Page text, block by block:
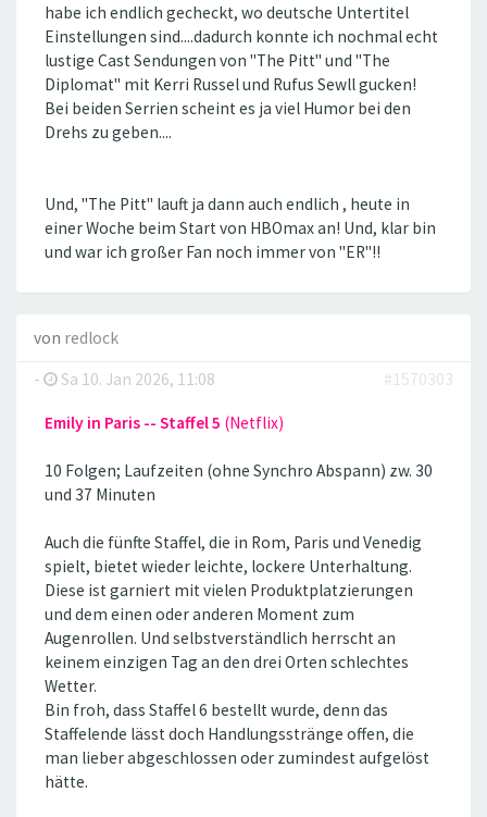
habe ich endlich gecheckt, wo deutsche Untertitel
Einstellungen sind....dadurch konnte ich nochmal echt
lustige Cast Sendungen von "The Pitt" und "The
Diplomat" mit Kerri Russel und Rufus Sewll gucken!
Bei beiden Serrien scheint es ja viel Humor bei den
Drehs zu geben....
Und, "The Pitt" lauft ja dann auch endlich , heute in
einer Woche beim Start von HBOmax an! Und, klar bin
und war ich großer Fan noch immer von "ER"!!
von redlock
-
Sa 10. Jan 2026, 11:08 #1570303
Emily in Paris -- Staffel 5 (Netflix)
10 Folgen; Laufzeiten (ohne Synchro Abspann) zw. 30
und 37 Minuten
Auch die fünfte Staffel, die in Rom, Paris und Venedig
spielt, bietet wieder leichte, lockere Unterhaltung.
Diese ist garniert mit vielen Produktplatzierungen
und dem einen oder anderen Moment zum
Augenrollen. Und selbstverständlich herrscht an
keinem einzigen Tag an den drei Orten schlechtes
Wetter.
Bin froh, dass Staffel 6 bestellt wurde, denn das
Staffelende lässt doch Handlungsstränge offen, die
man lieber abgeschlossen oder zumindest aufgelöst
hätte.